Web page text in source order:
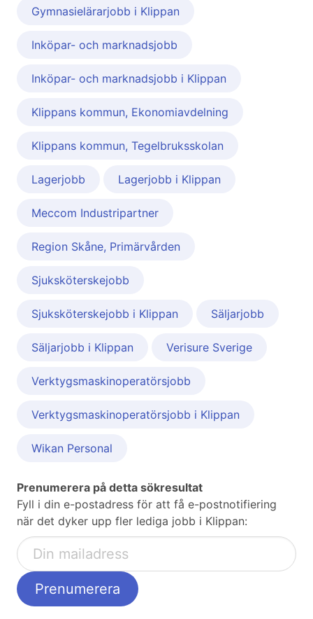
Gymnasielärarjobb i Klippan
Inköpar- och marknadsjobb
Inköpar- och marknadsjobb i Klippan
Klippans kommun, Ekonomiavdelning
Klippans kommun, Tegelbruksskolan
Lagerjobb Lagerjobb i Klippan
Meccom Industripartner
Region Skåne, Primärvården
Sjuksköterskejobb
Sjuksköterskejobb i Klippan Säljarjobb
Säljarjobb i Klippan Verisure Sverige
Verktygsmaskinoperatörsjobb
Verktygsmaskinoperatörsjobb i Klippan
Wikan Personal
Prenumerera på detta sökresultat
Fyll i din e-postadress för att få e-postnotifiering
när det dyker upp fler lediga jobb i Klippan: